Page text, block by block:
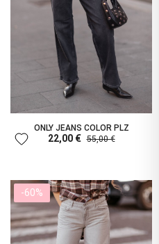
ONLY JEANS COLOR PLZ
22,00 € 55,00 €
favorite
-60%